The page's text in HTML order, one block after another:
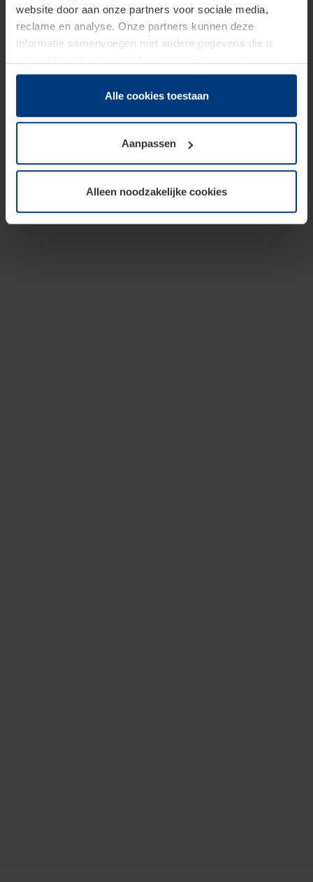
website door aan onze partners voor sociale media,
reclame en analyse. Onze partners kunnen deze
informatie samenvoegen met andere gegevens die u
hun diensten hebben verzameld.
Juridisch hebben wij het recht om cookies op uw
van deze pagina's absoluut vereist is. Voor alle andere
soorten cookies is uw toestemming benodigd. Uw
toestemming kunt u op elk moment bij de uitleg van de
wijzigen of herroepen.
Alle cookies toestaan
Aanpassen
Alleen noodzakelijke cookies